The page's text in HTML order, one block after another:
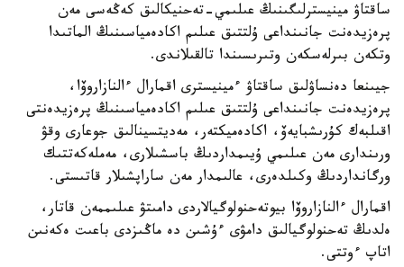
ساقتاۋ مينيسترلىگىنىڭ عىلىمي-تەحنيكالىق كەڭەسى مەن
پرەزيدەنت جانىنداعى ۇلتتىق عىلىم اكادەمياسىنىڭ الماتىدا
وتكەن بىرلەسكەن وتىرىسىندا تالقىلاندى.
جيىنعا دەنساۋلىق ساقتاۋ ءمينيسترى اقمارال ءالنازاروۆا،
پرەزيدەنت جانىنداعى ۇلتتىق عىلىم اكادەمياسىنىڭ پرەزيدەنتى
اقىلبەك كۇرىشبايەۆ، اكادەميكتەر، مەديتسينالىق جوعارى وقۋ
ورىندارى مەن عىلىمي ۇيىمداردىڭ باسشىلارى، مەملەكەتتىك
ورگانداردىڭ وكىلدەرى، عالىمدار مەن ساراپشىلار قاتىستى.
اقمارال ءالنازاروۆا بيوتەحنولوگيالاردى دامىتۋ عىلىممەن قاتار،
ەلدىڭ تەحنولوگيالىق دامۋى ءۇشىن دە ماڭىزدى باعىت ەكەنىن
اتاپ ءوتتى.